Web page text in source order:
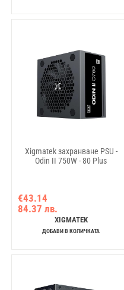
Xigmatek захранване PSU -
Odin II 750W - 80 Plus
€43.14
84.37 лв.
XIGMATEK
ДОБАВИ В КОЛИЧКАТА